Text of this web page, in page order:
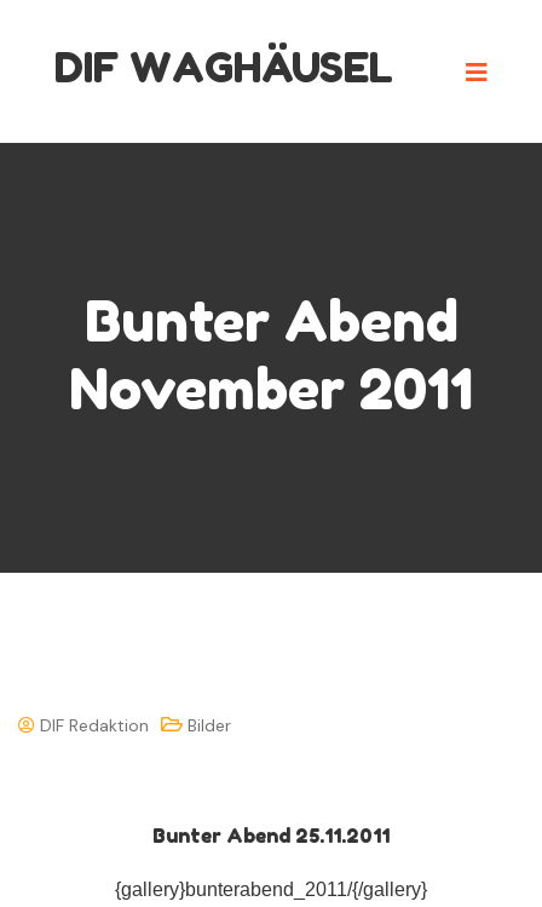
DIF WAGHÄUSEL
Bunter Abend
November 2011
DIF Redaktion Bilder
Bunter Abend 25.11.2011
{gallery}bunterabend_2011/{/gallery}